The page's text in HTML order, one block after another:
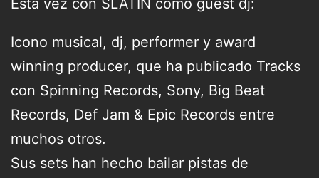
Esta vez con SLATIN como guest dj:
Icono musical, dj, performer y award
winning producer, que ha publicado Tracks
con Spinning Records, Sony, Big Beat
Records, Def Jam & Epic Records entre
muchos otros.
Sus sets han hecho bailar pistas de